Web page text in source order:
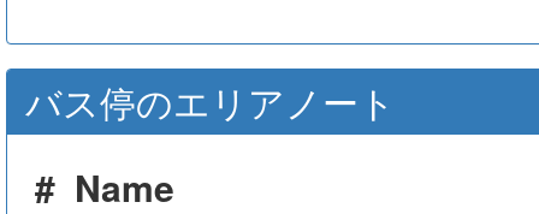
バス停のエリアノート
# Name